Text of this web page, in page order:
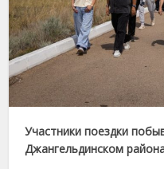
Участники поездки
Джангельдинском